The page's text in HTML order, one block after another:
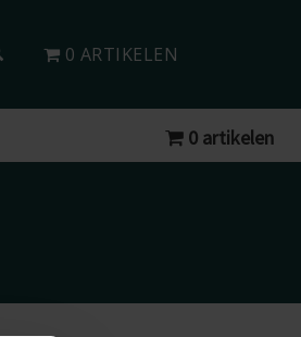
0 artikelen
OPEN SEARCH FORM
0 ARTIKELEN